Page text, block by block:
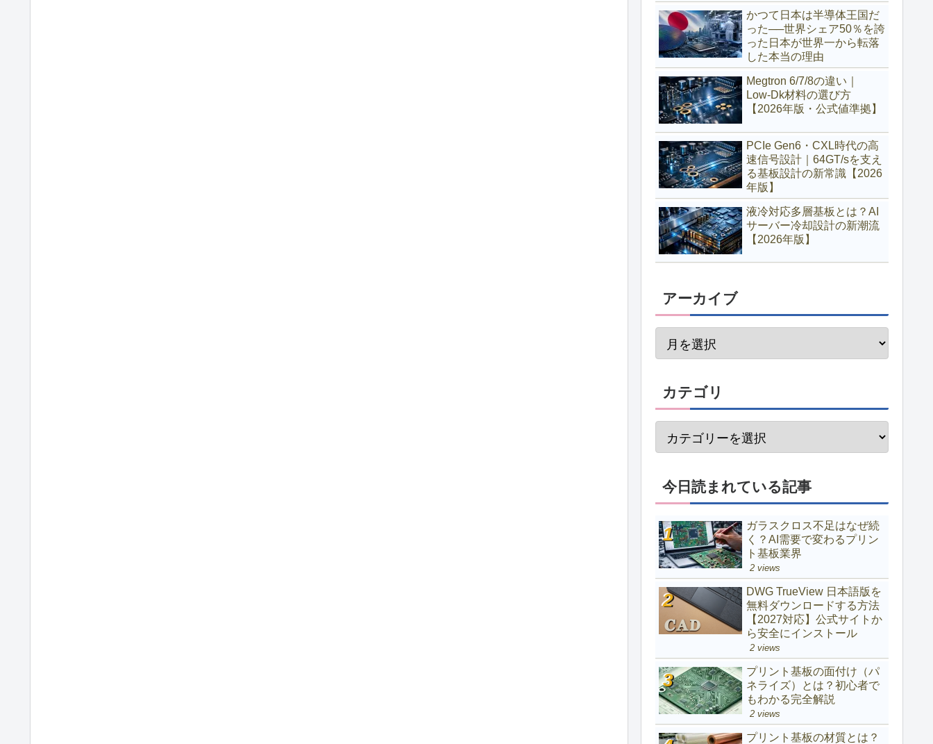
で市場が激変）
かつて日本は半導体王国だ
った──世界シェア50％を誇
った日本が世界一から転落
した本当の理由
Megtron 6/7/8の違い｜
Low‑Dk材料の選び方
【2026年版・公式値準拠】
PCIe Gen6・CXL時代の高
速信号設計｜64GT/sを支え
る基板設計の新常識【2026
年版】
液冷対応多層基板とは？AI
サーバー冷却設計の新潮流
【2026年版】
アーカイブ
カテゴリ
今日読まれている記事
ガラスクロス不足はなぜ続
く？AI需要で変わるプリン
ト基板業界
2 views
DWG TrueView 日本語版を
無料ダウンロードする方法
【2027対応】公式サイトか
ら安全にインストール
2 views
プリント基板の面付け（パ
ネライズ）とは？初心者で
もわかる完全解説
2 views
プリント基板の材質とは？